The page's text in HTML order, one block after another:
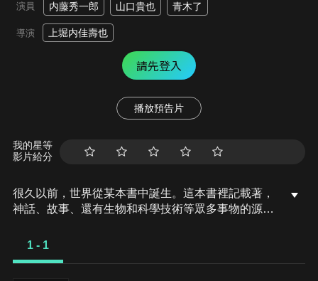
演員 内藤秀一郎 山口貴也 青木了
導演 上堀内佳壽也
請先登入
播放預告片
我的星等
影片給分
很久以前，世界從某本書中誕生。這本書裡記載著，
神話、故事、還有生物和科學技術等眾多事物的源
的組織就叫真理之劍。這些被聖劍選上的劍士，默默
1 - 1